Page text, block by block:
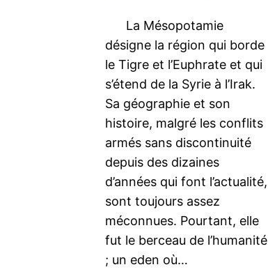
La Mésopotamie
désigne la région qui borde
le Tigre et l’Euphrate et qui
s’étend de la Syrie à l’Irak.
Sa géographie et son
histoire, malgré les conflits
armés sans discontinuité
depuis des dizaines
d’années qui font l’actualité,
sont toujours assez
méconnues. Pourtant, elle
fut le berceau de l’humanité
; un eden où…